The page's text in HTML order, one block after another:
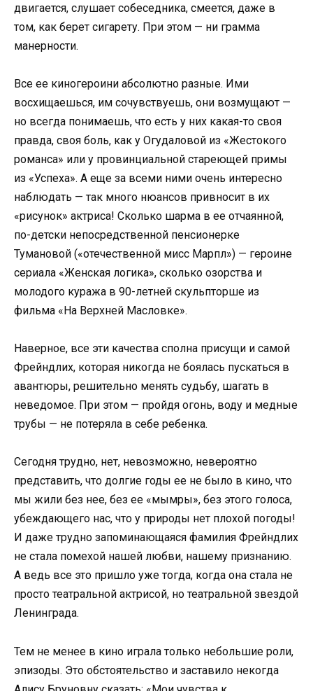
двигается, слушает собеседника, смеется, даже в
том, как берет сигарету. При этом — ни грамма
манерности.
Все ее киногероини абсолютно разные. Ими
восхищаешься, им сочувствуешь, они возмущают —
но всегда понимаешь, что есть у них какая-то своя
правда, своя боль, как у Огудаловой из «Жестокого
романса» или у провинциальной стареющей примы
из «Успеха». А еще за всеми ними очень интересно
наблюдать — так много нюансов привносит в их
«рисунок» актриса! Сколько шарма в ее отчаянной,
по-детски непосредственной пенсионерке
Тумановой («отечественной мисс Марпл») — героине
сериала «Женская логика», сколько озорства и
молодого куража в 90-летней скульпторше из
фильма «На Верхней Масловке».
Наверное, все эти качества сполна присущи и самой
Фрейндлих, которая никогда не боялась пускаться в
авантюры, решительно менять судьбу, шагать в
неведомое. При этом — пройдя огонь, воду и медные
трубы — не потеряла в себе ребенка.
Сегодня трудно, нет, невозможно, невероятно
представить, что долгие годы ее не было в кино, что
мы жили без нее, без ее «мымры», без этого голоса,
убеждающего нас, что у природы нет плохой погоды!
И даже трудно запоминающаяся фамилия Фрейндлих
не стала помехой нашей любви, нашему признанию.
А ведь все это пришло уже тогда, когда она стала не
просто театральной актрисой, но театральной звездой
Ленинграда.
Тем не менее в кино играла только небольшие роли,
эпизоды. Это обстоятельство и заставило некогда